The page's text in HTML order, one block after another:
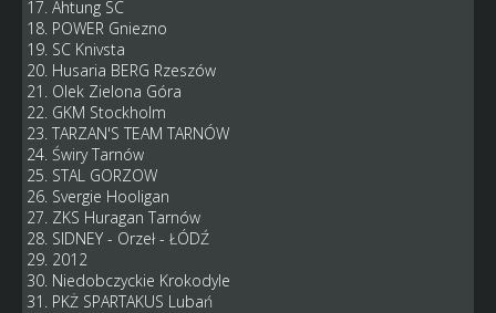
17. Ahtung SC
18. POWER Gniezno
19. SC Knivsta
20. Husaria BERG Rzeszów
21. Olek Zielona Góra
22. GKM Stockholm
23. TARZAN'S TEAM TARNÓW
24. Świry Tarnów
25. STAL GORZOW
26. Svergie Hooligan
27. ZKS Huragan Tarnów
28. SIDNEY - Orzeł - ŁÓDŹ
29. 2012
30. Niedobczyckie Krokodyle
31. PKŻ SPARTAKUS Lubań